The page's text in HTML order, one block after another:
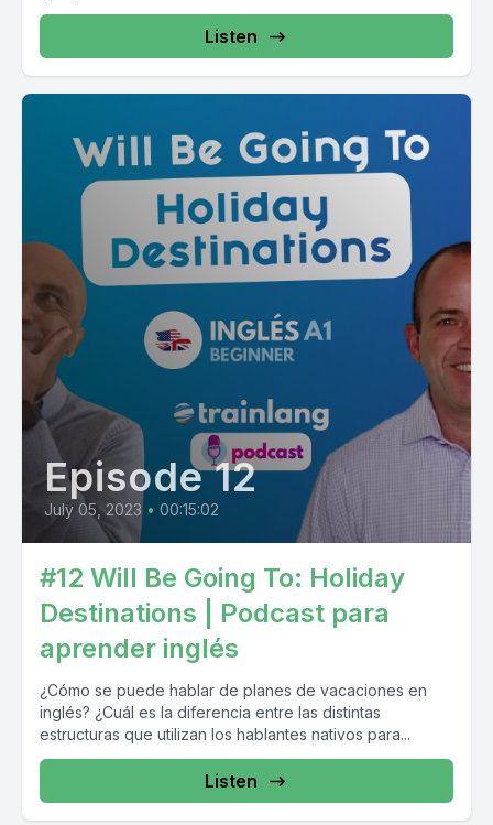
Listen
Episode 12
July 05, 2023 • 00:15:02
#12 Will Be Going To: Holiday
Destinations | Podcast para
aprender inglés
¿Cómo se puede hablar de planes de vacaciones en
inglés? ¿Cuál es la diferencia entre las distintas
estructuras que utilizan los hablantes nativos para...
Listen